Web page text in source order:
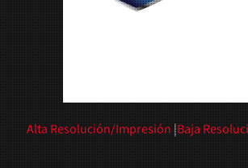
Alta Resolución/Impresión |Baja